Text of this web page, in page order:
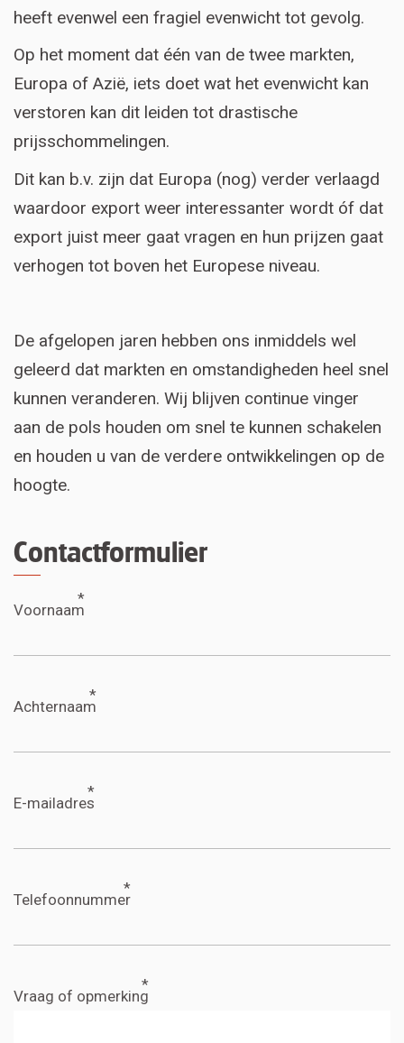
heeft evenwel een fragiel evenwicht tot gevolg.
Op het moment dat één van de twee markten,
Europa of Azië, iets doet wat het evenwicht kan
verstoren kan dit leiden tot drastische
prijsschommelingen.
Dit kan b.v. zijn dat Europa (nog) verder verlaagd
waardoor export weer interessanter wordt óf dat
export juist meer gaat vragen en hun prijzen gaat
verhogen tot boven het Europese niveau.
De afgelopen jaren hebben ons inmiddels wel
geleerd dat markten en omstandigheden heel snel
kunnen veranderen. Wij blijven continue vinger
aan de pols houden om snel te kunnen schakelen
en houden u van de verdere ontwikkelingen op de
hoogte.
Contactformulier
Voornaam
Achternaam
E-mailadres
Telefoonnummer
Vraag of opmerking